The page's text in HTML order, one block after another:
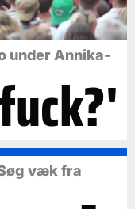
under Annika-
væk fra